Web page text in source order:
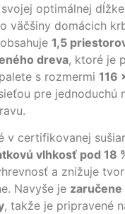
optimálnej
väčšiny domácich
1,5
dreva, ktoré je
s rozmermi 116
pre jednoduchú
v certifikovanej
vlhkosť pod 18
a znižuje
Navyše je zaručene
, takže je pripravené